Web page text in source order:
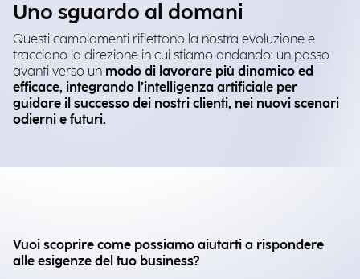
Uno sguardo al domani
Questi cambiamenti riflettono la nostra evoluzione e
tracciano la direzione in cui stiamo andando: un passo
avanti verso un modo di lavorare più dinamico ed
efficace, integrando l’intelligenza artificiale per
guidare il successo dei nostri clienti, nei nuovi scenari
odierni e futuri.
Vuoi scoprire come possiamo aiutarti a rispondere
alle esigenze del tuo business?